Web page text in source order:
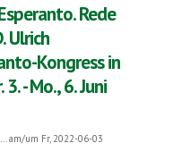
Rede
Ulrich
Kongress in
- Mo., 6. Juni
am/um Fr, 2022-06-03